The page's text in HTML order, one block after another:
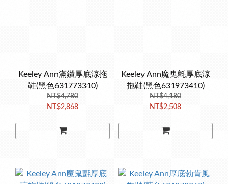
Keeley Ann滿鑽厚底涼拖
鞋(黑色631773310)
NT$4,780
NT$2,868
Keeley Ann魔鬼氈厚底涼
拖鞋(黑色631973410)
NT$4,180
NT$2,508